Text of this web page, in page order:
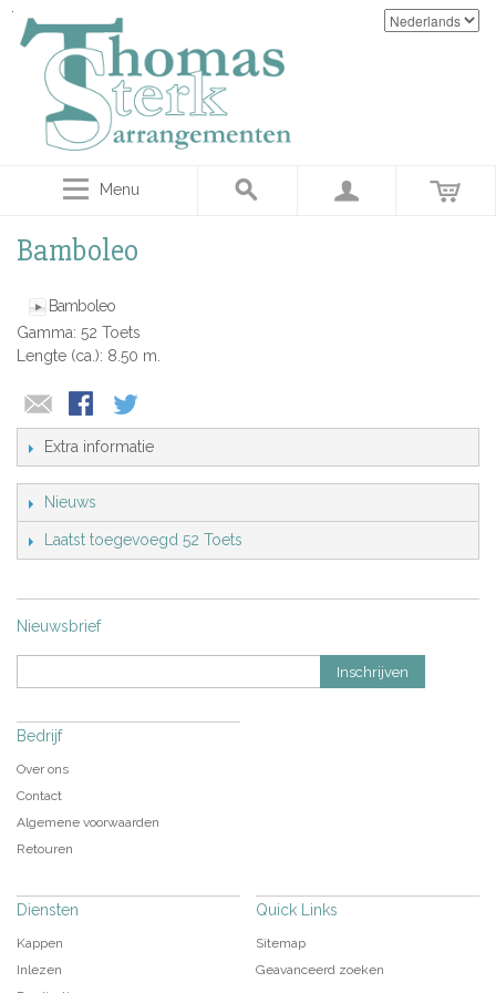
Menu
Bamboleo
Bamboleo
Gamma: 52 Toets
Lengte (ca.): 8.50 m.
Extra informatie
Nieuws
Laatst toegevoegd 52 Toets
Nieuwsbrief
Inschrijven
Bedrijf
Over ons
Contact
Algemene voorwaarden
Retouren
Diensten
Kappen
Inlezen
Quick Links
Sitemap
Geavanceerd zoeken